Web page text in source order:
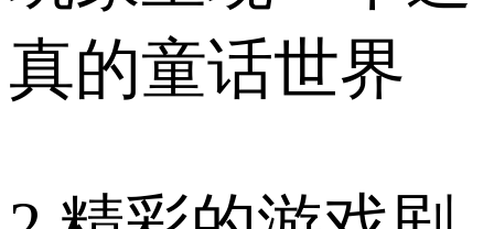
真的童话世界